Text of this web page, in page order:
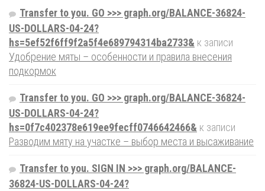
Transfer to you. GO >>> graph.org/BALANCE-36824-
US-DOLLARS-04-24?
hs=5ef52f6ff9f2a5f4e689794314ba2733& к записи
Удобрение мяты – особенности и правила внесения
подкормок
Transfer to you. GO >>> graph.org/BALANCE-36824-
US-DOLLARS-04-24?
hs=0f7c402378e619ee9fecff0746642466& к записи
Разводим мяту на участке – выбор места и высаживание
Transfer to you. SIGN IN >>> graph.org/BALANCE-
36824-US-DOLLARS-04-24?